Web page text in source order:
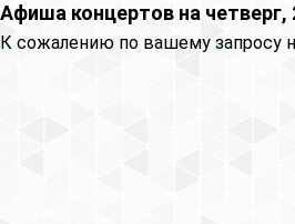
Афиша концертов на четверг,
К сожалению по вашему запросу